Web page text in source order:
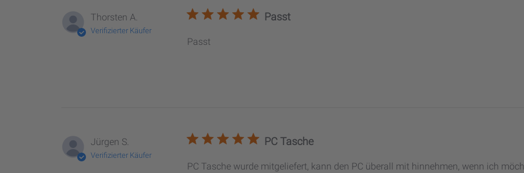
Thorsten A.
Verifizierter Käufer
Passt
Passt
Jürgen S.
Verifizierter Käufer
PC Tasche
PC Tasche wurde mitgeliefert, kann den PC überall mit hinnehmen, wenn ich